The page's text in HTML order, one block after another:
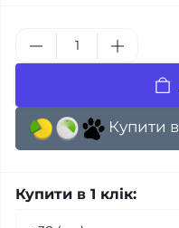
Купити
Купити в 1 клік: